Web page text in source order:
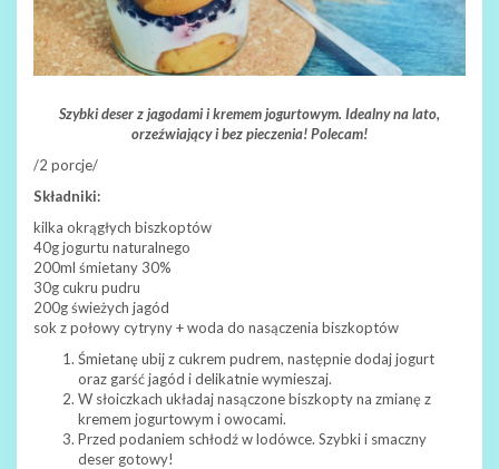
Szybki deser z jagodami i kremem jogurtowym. Idealny na lato,
orzeźwiający i bez pieczenia! Polecam!
/2 porcje/
Składniki:
kilka okrągłych biszkoptów
40g jogurtu naturalnego
200ml śmietany 30%
30g cukru pudru
200g świeżych jagód
sok z połowy cytryny + woda do nasączenia biszkoptów
Śmietanę ubij z cukrem pudrem, następnie dodaj jogurt
oraz garść jagód i delikatnie wymieszaj.
W słoiczkach układaj nasączone biszkopty na zmianę z
kremem jogurtowym i owocami.
Przed podaniem schłodź w lodówce. Szybki i smaczny
deser gotowy!